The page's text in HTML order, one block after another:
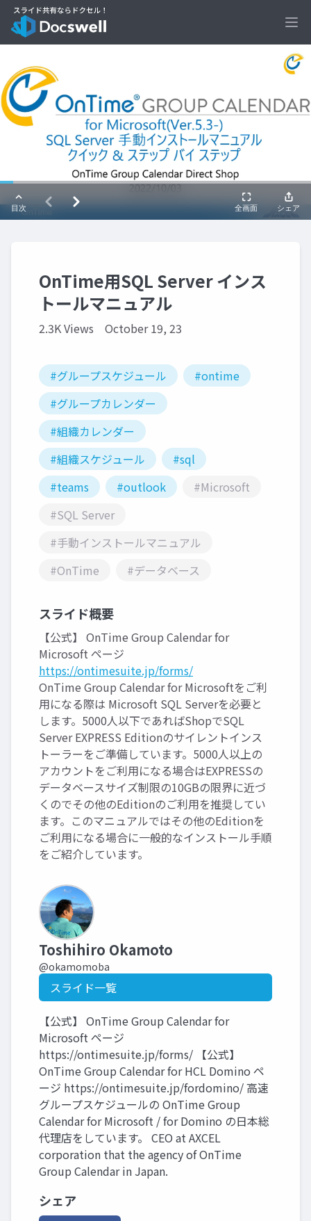
OnTime用SQL Server インス
トールマニュアル
2.3K Views October 19, 23
#グループスケジュール
#ontime
#グループカレンダー
#組織カレンダー
#組織スケジュール
#sql
#teams
#outlook
#Microsoft
#SQL Server
#手動インストールマニュアル
#OnTime
#データベース
スライド概要
【公式】 OnTime Group Calendar for
Microsoft ページ
https://ontimesuite.jp/forms/
OnTime Group Calendar for Microsoftをご利
用になる際は Microsoft SQL Serverを必要と
します。5000人以下であればShopでSQL
Server EXPRESS Editionのサイレントインス
トーラーをご準備しています。5000人以上の
アカウントをご利用になる場合はEXPRESSの
データベースサイズ制限の10GBの限界に近づ
くのでその他のEditionのご利用を推奨してい
ます。このマニュアルではその他のEditionを
ご利用になる場合に一般的なインストール手順
をご紹介しています。
Toshihiro Okamoto
@okamomoba
スライド一覧
【公式】 OnTime Group Calendar for
Microsoft ページ
https://ontimesuite.jp/forms/ 【公式】
OnTime Group Calendar for HCL Domino ペ
ージ https://ontimesuite.jp/fordomino/ 高速
グループスケジュールの OnTime Group
Calendar for Microsoft / for Domino の日本総
代理店をしています。 CEO at AXCEL
corporation that the agency of OnTime
Group Calendar in Japan.
シェア